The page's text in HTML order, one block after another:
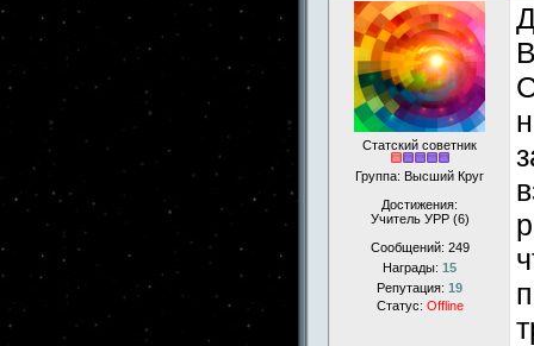
Статский советник
Группа: Высший Круг
Достижения:
Учитель УРР (6)
Сообщений: 249
Награды: 15
Репутация: 19
Статус: Offline